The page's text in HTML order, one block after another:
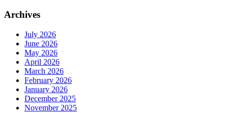
Archives
July 2026
June 2026
May 2026
April 2026
March 2026
February 2026
January 2026
December 2025
November 2025